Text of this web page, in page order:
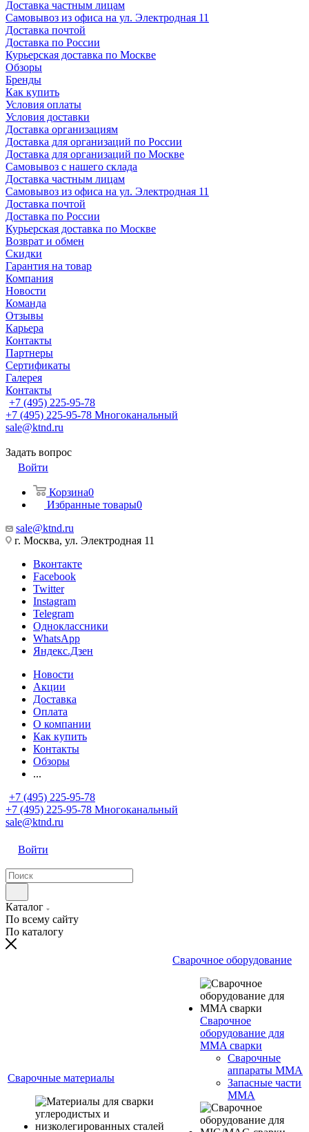
Доставка частным лицам
Самовывоз из офиса на ул. Электродная 11
Доставка почтой
Доставка по России
Курьерская доставка по Москве
Обзоры
Бренды
Как купить
Условия оплаты
Условия доставки
Доставка организациям
Доставка для организаций по России
Доставка для организаций по Москве
Самовывоз с нашего склада
Доставка частным лицам
Самовывоз из офиса на ул. Электродная 11
Доставка почтой
Доставка по России
Курьерская доставка по Москве
Возврат и обмен
Скидки
Гарантия на товар
Компания
Новости
Команда
Отзывы
Карьера
Контакты
Партнеры
Сертификаты
Галерея
Контакты
+7 (495) 225-95-78
+7 (495) 225-95-78 Многоканальный
sale@ktnd.ru
Задать вопрос
Войти
Корзина0
Избранные товары0
sale@ktnd.ru
г. Москва, ул. Электродная 11
Вконтакте
Facebook
Twitter
Instagram
Telegram
Одноклассники
WhatsApp
Яндекс.Дзен
Новости
Акции
Доставка
Оплата
О компании
Как купить
Контакты
Обзоры
...
+7 (495) 225-95-78
+7 (495) 225-95-78 Многоканальный
sale@ktnd.ru
Войти
Каталог
По всему сайту
По каталогу
Сварочные материалы
Сварочное оборудование
Сварочное
оборудование для
MMA сварки
Сварочные
аппараты MMA
Запасные части
MMA